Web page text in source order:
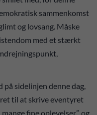
sammenkomst
og lovsang. Måske
med et stærkt
på sidelinjen denne dag,
til at skrive eventyret
fine oplevelser”, og